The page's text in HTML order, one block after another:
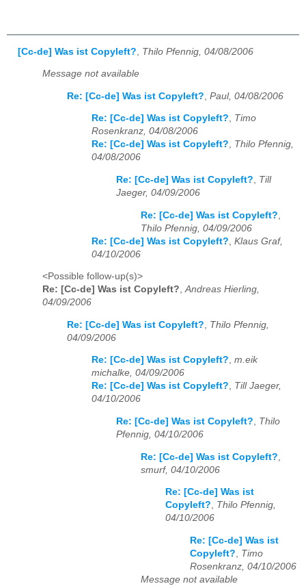
[Cc-de] Was ist Copyleft? Thilo Pfennig, 04/08/2006
Message not available
Re: [Cc-de] Was ist Copyleft? Paul, 04/08/2006
Re: [Cc-de] Was ist Copyleft?, Timo
Rosenkranz, 04/08/2006
Re: [Cc-de] Was ist Copyleft?, Thilo Pfennig,
04/08/2006
Re: [Cc-de] Was ist Copyleft?, Till
Jaeger, 04/09/2006
Re: [Cc-de] Was ist Copyleft?
Thilo Pfennig, 04/09/2006
Re: [Cc-de] Was ist Copyleft? Klaus Graf,
04/10/2006
<Possible follow-up(s)>
Re: [Cc-de] Was ist Copyleft?,Andreas Hierling,
04/09/2006
Re: [Cc-de] Was ist Copyleft?
Thilo Pfennig,
04/09/2006
Re: [Cc-de] Was ist Copyleft?, m.eik
michalke, 04/09/2006
Re: [Cc-de] Was ist Copyleft?, Till Jaeger,
04/10/2006
Re: [Cc-de] Was ist Copyleft?, Thilo
Pfennig, 04/10/2006
Re: [Cc-de] Was ist Copyleft?
smurf, 04/10/2006
Re: [Cc-de] Was ist
Copyleft?, Thilo Pfennig,
04/10/2006
Re: [Cc-de] Was ist
Copyleft?
Timo
Rosenkranz, 04/10/2006
Message not available